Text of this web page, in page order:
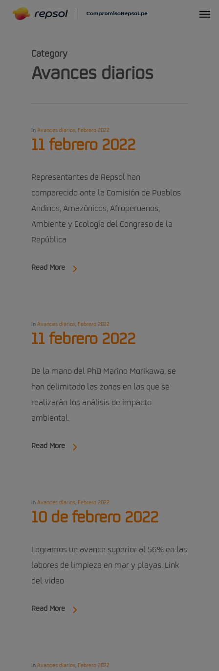
Menu
Category
Avances diarios
In Avances diarios, Febrero 2022
11 febrero 2022
Representantes de Repsol han
comparecido ante la Comisión de Pueblos
Andinos, Amazónicos, Afroperuanos,
Ambiente y Ecología del Congreso de la
República
Read More
In Avances diarios, Febrero 2022
11 febrero 2022
De la mano del PhD Marino Morikawa, se
han delimitado las zonas en las que se
realizarán los análisis de impacto
ambiental.
Read More
In Avances diarios, Febrero 2022
10 de febrero 2022
Logramos un avance superior al 56% en las
labores de limpieza en mar y playas. Link
del video
Read More
In Avances diarios, Febrero 2022